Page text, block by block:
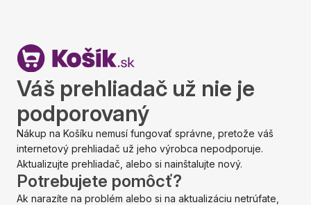
Váš prehliadač už nie je
podporovaný
Nákup na Košíku nemusí fungovať správne, pretože váš
internetový prehliadač už jeho výrobca nepodporuje.
Aktualizujte prehliadač, alebo si nainštalujte nový.
Potrebujete pomôcť?
Ak narazíte na problém alebo si na aktualizáciu netrúfate,